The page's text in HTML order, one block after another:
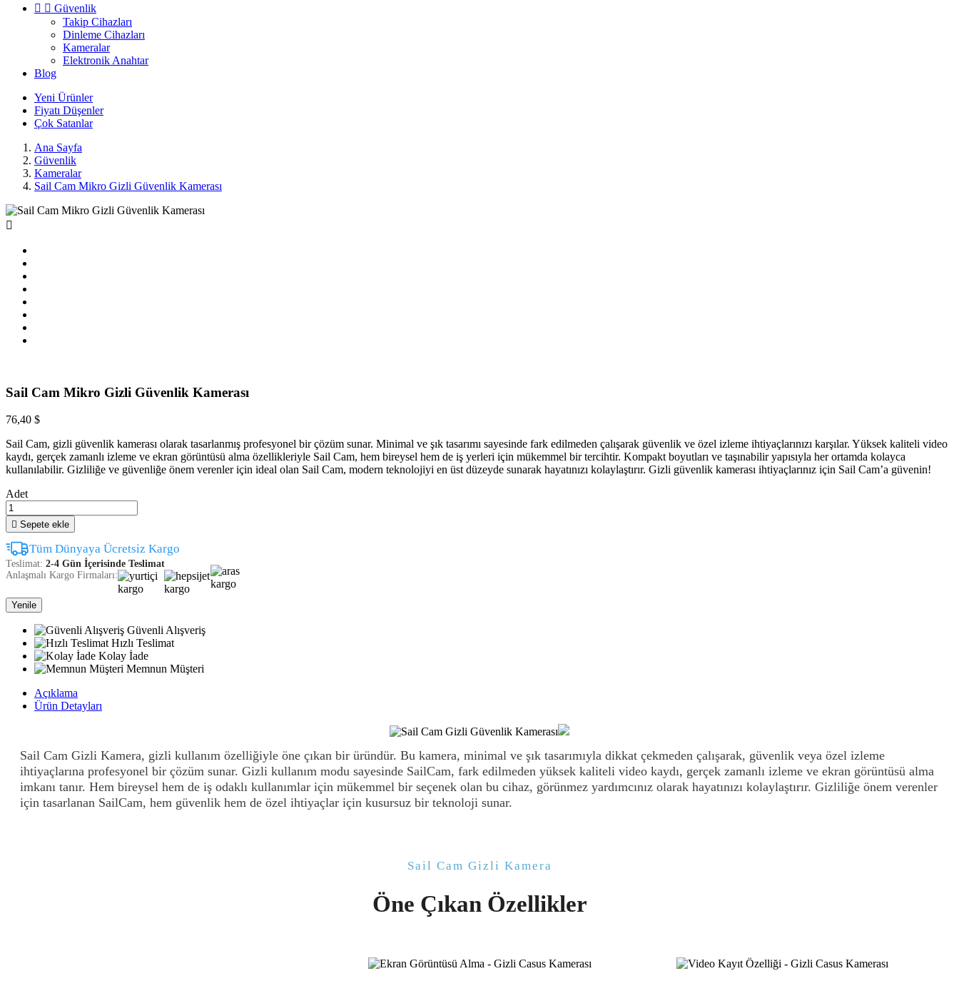
  Güvenlik
Takip Cihazları
Dinleme Cihazları
Kameralar
Elektronik Anahtar
Blog
Yeni Ürünler
Fiyatı Düşenler
Çok Satanlar
Ana Sayfa
Güvenlik
Kameralar
Sail Cam Mikro Gizli Güvenlik Kamerası

Sail Cam Mikro Gizli Güvenlik Kamerası
76,40 $
Sail Cam, gizli güvenlik kamerası olarak tasarlanmış profesyonel bir çözüm sunar. Minimal ve şık tasarımı sayesinde fark edilmeden çalışarak güvenlik ve özel izleme ihtiyaçlarınızı karşılar. Yüksek kaliteli video
kaydı, gerçek zamanlı izleme ve ekran görüntüsü alma özellikleriyle Sail Cam, hem bireysel hem de iş yerleri için mükemmel bir tercihtir. Kompakt boyutları ve taşınabilir yapısıyla her ortamda kolayca
kullanılabilir. Gizliliğe ve güvenliğe önem verenler için ideal olan Sail Cam, modern teknolojiyi en üst düzeyde sunarak hayatınızı kolaylaştırır. Gizli güvenlik kamerası ihtiyaçlarınız için Sail Cam’a güvenin!
Adet
 Sepete ekle
Tüm Dünyaya Ücretsiz Kargo
Teslimat: 2-4 Gün İçerisinde Teslimat
Anlaşmalı Kargo Firmaları:
Güvenli Alışveriş
Hızlı Teslimat
Kolay İade
Memnun Müşteri
Açıklama
Ürün Detayları
Sail Cam Gizli Kamera, gizli kullanım özelliğiyle öne çıkan bir üründür. Bu kamera, minimal ve şık tasarımıyla dikkat çekmeden çalışarak, güvenlik veya özel izleme
ihtiyaçlarına profesyonel bir çözüm sunar. Gizli kullanım modu sayesinde SailCam, fark edilmeden yüksek kaliteli video kaydı, gerçek zamanlı izleme ve ekran görüntüsü alma
imkanı tanır. Hem bireysel hem de iş odaklı kullanımlar için mükemmel bir seçenek olan bu cihaz, görünmez yardımcınız olarak hayatınızı kolaylaştırır. Gizliliğe önem verenler
için tasarlanan SailCam, hem güvenlik hem de özel ihtiyaçlar için kusursuz bir teknoloji sunar.
Sail Cam Gizli Kamera
Öne Çıkan Özellikler